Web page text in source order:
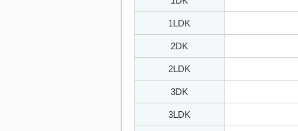
1LDK
2DK
2LDK
3DK
3LDK